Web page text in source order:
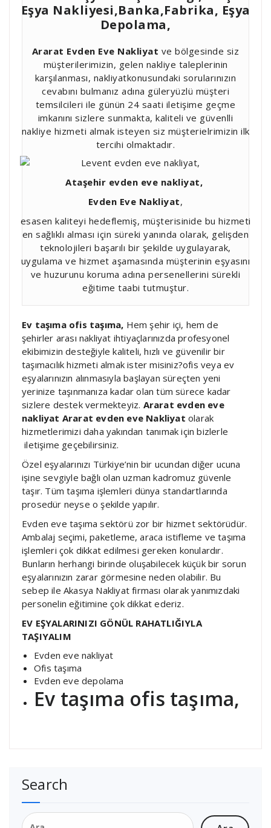
Eşya Nakliyesi,Banka,Fabrika, Eşya
Depolama,
Ararat Evden Eve Nakliyat ve bölgesinde siz
müşterilerimizin, gelen nakliye taleplerinin
karşılanması, nakliyatkonusundaki sorularınızın
cevabını bulmanız adına güleryüzlü müşteri
temsilcileri ile günün 24 saati iletişime geçme
imkanını sizlere sunmakta, kaliteli ve güvenlli
nakliye hizmeti almak isteyen siz müşterielrimizin ilk
tercihi olmaktadır.
Ataşehir evden eve nakliyat,
Evden Eve Nakliyat,
esasen kaliteyi hedeflemiş, müşterisinide bu hizmeti
en sağlıklı alması için süreki yanında olarak, gelişden
teknolojileri başarılı bir şekilde uygulayarak,
uygulama ve hizmet aşamasında müşterinin eşyasını
ve huzurunu koruma adına persenellerini sürekli
eğitime taabi tutmuştur.
Ev taşıma ofis taşıma, Hem şehir içi, hem de
şehirler arası nakliyat ihtiyaçlarınızda profesyonel
ekibimizin desteğiyle kaliteli, hızlı ve güvenilir bir
taşımacılık hizmeti almak ister misiniz?ofis veya ev
eşyalarınızın alınmasıyla başlayan süreçten yeni
yerinize taşınmanıza kadar olan tüm sürece kadar
sizlere destek vermekteyiz. Ararat evden eve
nakliyat Ararat evden eve Nakliyat olarak
hizmetlerimizi daha yakından tanımak için bizlerle
iletişime geçebilirsiniz.
Özel eşyalarınızı Türkiye’nin bir ucundan diğer ucuna
işine sevgiyle bağlı olan uzman kadromuz güvenle
taşır. Tüm taşıma işlemleri dünya standartlarında
prosedür neyse o şekilde yapılır.
Evden eve taşıma sektörü zor bir hizmet sektörüdür.
Ambalaj seçimi, paketleme, araca istifleme ve taşıma
işlemleri çok dikkat edilmesi gereken konulardır.
Bunların herhangi birinde oluşabilecek küçük bir sorun
eşyalarınızın zarar görmesine neden olabilir. Bu
sebep ile Akasya Nakliyat firması olarak yanımızdaki
personelin eğitimine çok dikkat ederiz.
EV EŞYALARINIZI GÖNÜL RAHATLIĞIYLA
TAŞIYALIM
Evden eve nakliyat
Ofis taşıma
Evden eve depolama
Ev taşıma ofis taşıma,
Search
Arama: